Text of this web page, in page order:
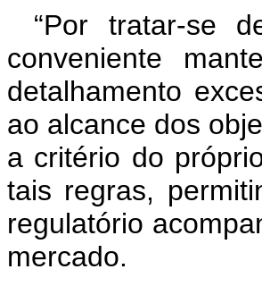
“Por tratar-se
conveniente
detalhamento
ao alcance dos
a critério do
tais regras,
regulatório
mercado.